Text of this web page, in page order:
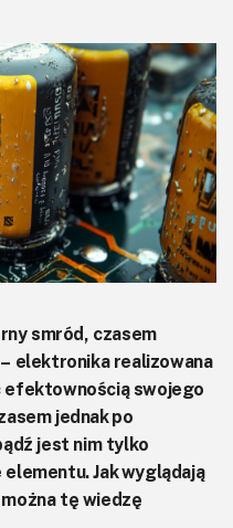
smród, czasem
elektronika realizowana
swojego
jednak po
jest nim tylko
Jak wyglądają
tę wiedzę